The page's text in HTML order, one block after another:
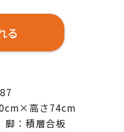
る
高さ74cm
脚：積層合板